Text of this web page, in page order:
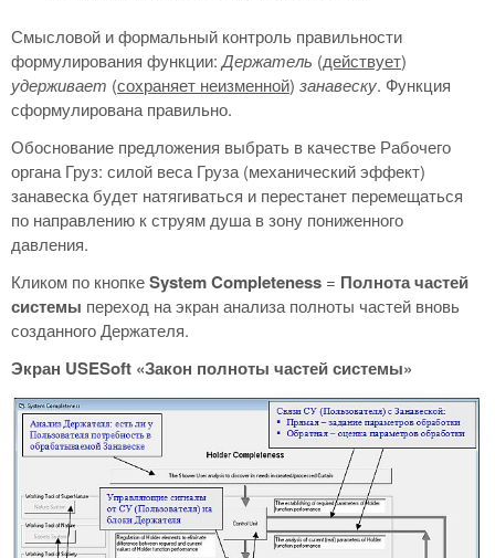
Смысловой и формальный контроль правильности
формулирования функции: Держатель (действует)
удерживает (сохраняет неизменной) занавеску. Функция
сформулирована правильно.
Обоснование предложения выбрать в качестве Рабочего
органа Груз: силой веса Груза (механический эффект)
занавеска будет натягиваться и перестанет перемещаться
по направлению к струям душа в зону пониженного
давления.
Кликом по кнопкеSystemCompleteness = Полнота частей
системы переход на экран анализа полноты частей вновь
созданного Держателя.
Экран USESoft «Закон полноты частей системы»